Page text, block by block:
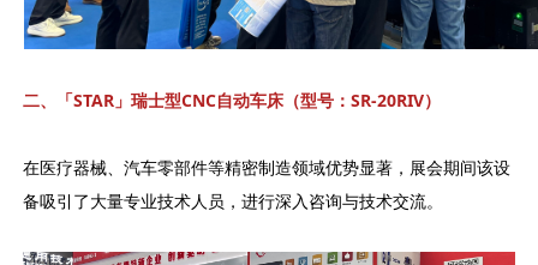
二、「STAR 」瑞士型CNC自动车床（型号：SR-20RIV）
在医疗器械、汽车零部件等精密制造领域优势显著，展会期间该设
备吸引了大量专业技术人员，进行深入咨询与技术交流。